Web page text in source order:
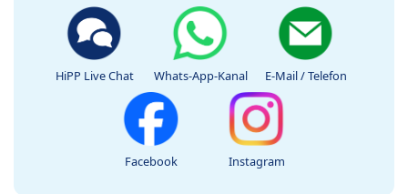
HiPP Live Chat Whats-App-Kanal E-Mail / Telefon
Facebook Instagram